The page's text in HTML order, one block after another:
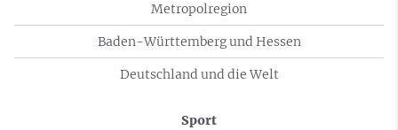
Metropolregion
Baden-Württemberg und Hessen
Deutschland und die Welt
Sport